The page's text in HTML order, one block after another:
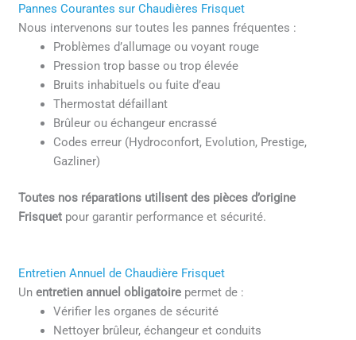
Pannes Courantes sur Chaudières Frisquet
Nous intervenons sur toutes les pannes fréquentes :
Problèmes d’allumage ou voyant rouge
Pression trop basse ou trop élevée
Bruits inhabituels ou fuite d’eau
Thermostat défaillant
Brûleur ou échangeur encrassé
Codes erreur (Hydroconfort, Evolution, Prestige,
Gazliner)
Toutes nos réparations utilisent des pièces d’origine
Frisquet pour garantir performance et sécurité.
Entretien Annuel de Chaudière Frisquet
Unentretien annuel obligatoire permet de :
Vérifier les organes de sécurité
Nettoyer brûleur, échangeur et conduits